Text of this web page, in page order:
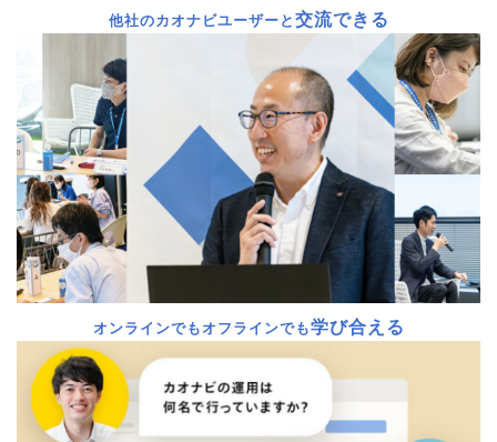
他社のカオナビユーザーと交流できる
オンラインでもオフラインでも学び合える